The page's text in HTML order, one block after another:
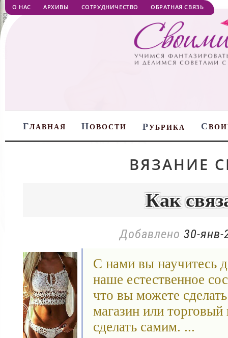
О НАС АРХИВЫ СОТРУДНИЧЕСТВО ОБРАТНАЯ СВЯЗЬ
ГЛАВНАЯ НОВОСТИ РУБРИКА С
ВЯЗАНИЕ
Как
Добавлено 30-янв-
С нами вы научитесь
наше естественное
что вы можете
магазин или
сделать самим. ...